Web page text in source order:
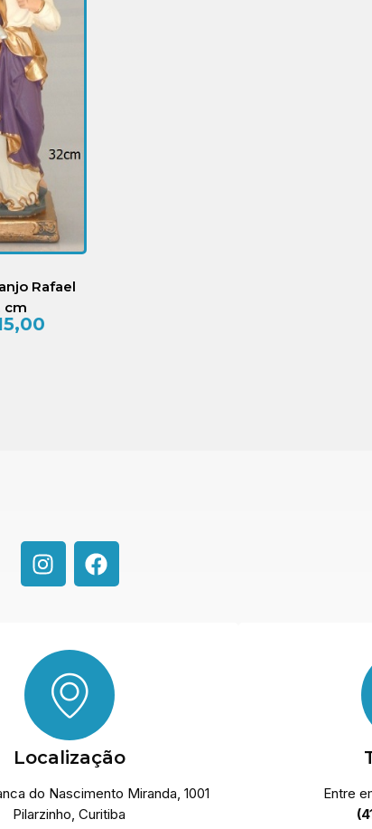
Rafael
cm
Localização
do Nascimento Miranda, 1001
Pilarzinho, Curitiba
Entre